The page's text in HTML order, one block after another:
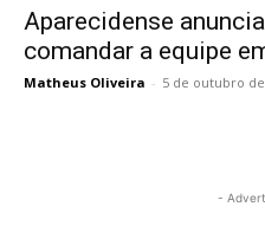
Aparecidense
comandar a equipe
Matheus Oliveira - 5 de outubro
-